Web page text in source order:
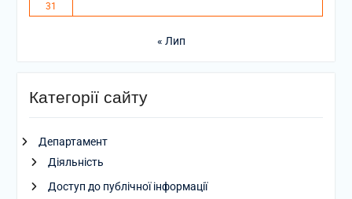
31
« Лип
Категорії сайту
Департамент
Діяльність
Доступ до публічної інформації